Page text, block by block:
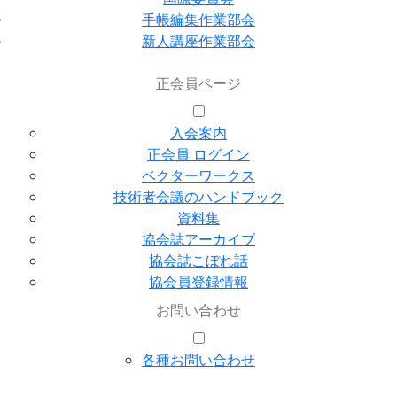
手帳編集作業部会
新人講座作業部会
正会員ページ
入会案内
正会員 ログイン
ベクターワークス
技術者会議のハンドブック
資料集
協会誌アーカイブ
協会誌こぼれ話
協会員登録情報
お問い合わせ
各種お問い合わせ